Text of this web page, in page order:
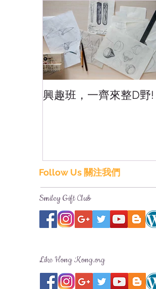
興趣班，一齊來整D野!
Follow Us 關注我們
Smiley Gift Club
Like Hong Kong.org